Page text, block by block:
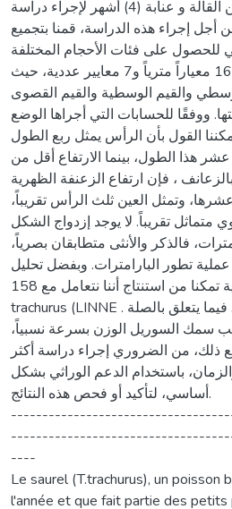
عينة من سمك الصوريل من القالة و عنابة (4) أشهر لإجراء دراسة
إجراء هذه الدراسة، قمنا بتجميع
للحصول على فئات الأحجام المختلفة
في هذا البحث، قمنا باختيار 16 معياراً مترياً و7 معايير عددية، حيث
والقيم الوسطية والقيم القصوى
ووفقًا للحسابات التي أجراها الوضع
القول بأن الرأس يمثل ربع الطول
هذا الطول، بينما الارتفاع أقل من
، فإن ارتفاع الزعنفة الظهرية
عشرها، وتمثل العين ثلث الرأس تقريباً،
متماثل تقريباً. لا يوجد إزدواج الشكل
فالذكر والأنثى متطابقان بصرياً،
تطور البارامترات. وبفضل تحليل
الخصائص الاستحقاقية تمكنا من استنتاج أننا نتعامل مع 158
trachurus (LINNE . وليس مع أي نوع فرعي. فيما يتعلق بالصلة
سمك السوريل الوزن بسرعة نسبياً،
ذلك، من الضروري إجراء دراسة أكثر
باستخدام الدعم الوراثي بشكل
أساسي، لتأكيد أو فحص هذه النتائج.
----
Le saurel (T.trachurus), un
l'année et que fait partie des petits